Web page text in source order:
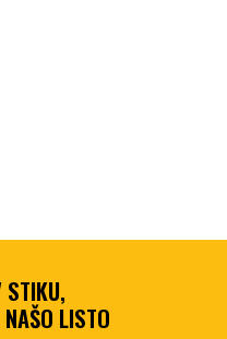
STIKU,
LISTO